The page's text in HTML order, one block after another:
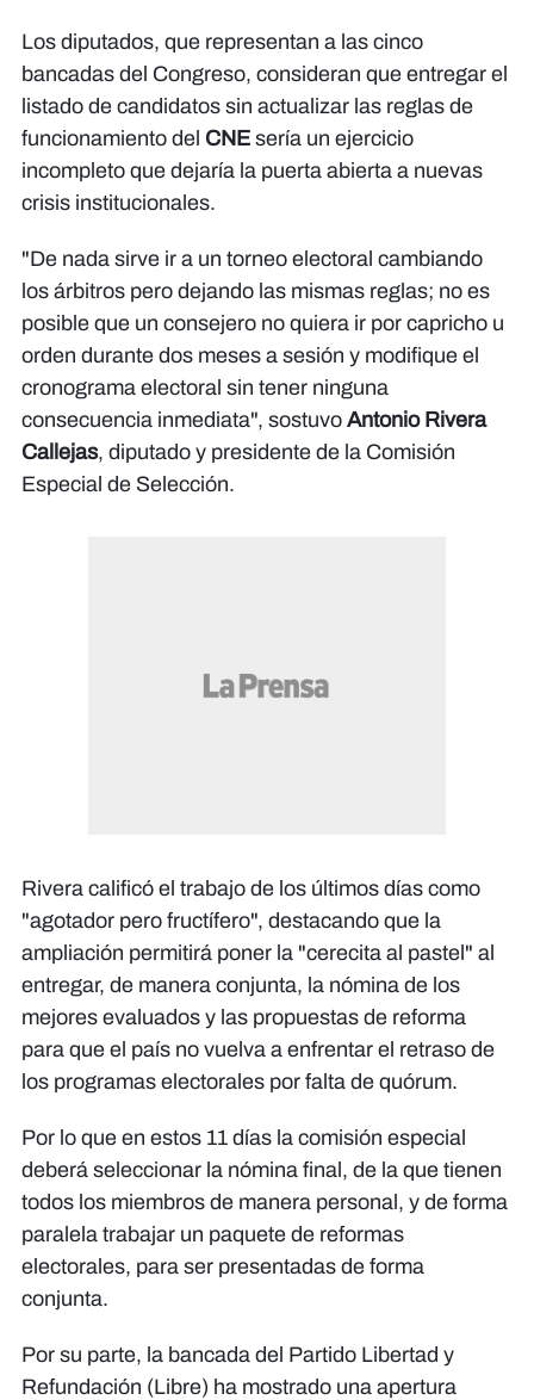
Los diputados, que representan a las cinco
bancadas del Congreso, consideran que entregar el
listado de candidatos sin actualizar las reglas de
funcionamiento del CNE sería un ejercicio
incompleto que dejaría la puerta abierta a nuevas
crisis institucionales.​
"De nada sirve ir a un torneo electoral cambiando
los árbitros pero dejando las mismas reglas; no es
posible que un consejero no quiera ir por capricho u
orden durante dos meses a sesión y modifique el
cronograma electoral sin tener ninguna
consecuencia inmediata", sostuvo Antonio Rivera
Callejas, diputado y presidente de la Comisión
Especial de Selección.
​Rivera calificó el trabajo de los últimos días como
"agotador pero fructífero", destacando que la
ampliación permitirá poner la "cerecita al pastel" al
entregar, de manera conjunta, la nómina de los
mejores evaluados y las propuestas de reforma
para que el país no vuelva a enfrentar el retraso de
los programas electorales por falta de quórum.
Por lo que en estos 11 días la comisión especial
deberá seleccionar la nómina final, de la que tienen
todos los miembros de manera personal, y de forma
paralela trabajar un paquete de reformas
electorales, para ser presentadas de forma
conjunta.
​Por su parte, la bancada del Partido Libertad y
Refundación (Libre) ha mostrado una apertura